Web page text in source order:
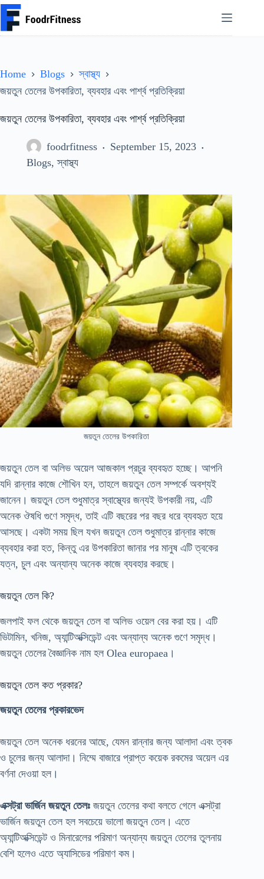
Skip
to
content
Home Blogs
স্বাস্থ্য
জয়তুন তেলের উপকারিতা, ব্যবহার এবং পার্শ্ব প্রতিক্রিয়া
জয়তুন তেলের উপকারিতা, ব্যবহার এবং পার্শ্ব প্রতিক্রিয়া
foodrfitness
September 15, 2023
Blogs,স্বাস্থ্য
জয়তুন তেলের উপকারিতা
জয়তুন তেল বা অলিভ অয়েল আজকাল প্রচুর ব্যবহৃত হচ্ছে। আপনি
যদি রান্নার কাজে শৌখিন হন, তাহলে জয়তুন তেল সম্পর্কে অবশ্যই
জানেন। জয়তুন তেল শুধুমাত্র স্বাস্থ্যের জন্যই উপকারী নয়, এটি
অনেক ঔষধি গুণে সমৃদ্ধ, তাই এটি বছরের পর বছর ধরে ব্যবহৃত হয়ে
আসছে। একটা সময় ছিল যখন জয়তুন তেল শুধুমাত্র রান্নার কাজে
ব্যবহার করা হত, কিন্তু এর উপকারিতা জানার পর মানুষ এটি ত্বকের
যত্ন, চুল এবং অন্যান্য অনেক কাজে ব্যবহার করছে।
জয়তুন তেল কি?
জলপাই ফল থেকে জয়তুন তেল বা অলিভ ওয়েল বের করা হয়। এটি
ভিটামিন, খনিজ, অ্যান্টিঅক্সিডেন্ট এবং অন্যান্য অনেক গুণে সমৃদ্ধ।
জয়তুন তেলের বৈজ্ঞানিক নাম হল Olea europaea।
জয়তুন তেল কত প্রকার?
জয়তুন তেলের প্রকারভেদ
জয়তুন তেল অনেক ধরনের আছে, যেমন রান্নার জন্য আলাদা এবং ত্বক
ও চুলের জন্য আলাদা। নিম্মে বাজারে প্রাপ্ত কয়েক রকমের অয়েল এর
বর্ণনা দেওয়া হল।
এক্সট্রা ভার্জিন জয়তুন তেলঃ জয়তুন তেলের কথা বলতে গেলে এক্সট্রা
ভার্জিন জয়তুন তেল হল সবচেয়ে ভালো জয়তুন তেল। এতে
অ্যান্টিঅক্সিডেন্ট ও মিনারেলের পরিমাণ অন্যান্য জয়তুন তেলের তুলনায়
বেশি হলেও এতে অ্যাসিডের পরিমাণ কম।